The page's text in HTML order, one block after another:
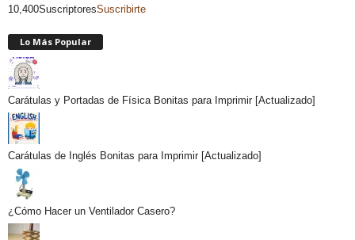
10,400SuscriptoresSuscribirte
Lo Más Popular
Carátulas y Portadas de Física Bonitas para Imprimir [Actualizado]
Carátulas de Inglés Bonitas para Imprimir [Actualizado]
¿Cómo Hacer un Ventilador Casero?